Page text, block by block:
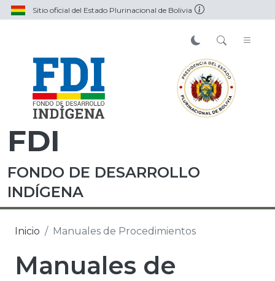
Sitio oficial del Estado Plurinacional de Bolivia
FDI
FONDO DE DESARROLLO
INDÍGENA
Inicio Manuales de Procedimientos
Manuales de